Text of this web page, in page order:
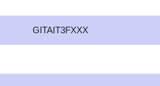
GITAIT3FXXX